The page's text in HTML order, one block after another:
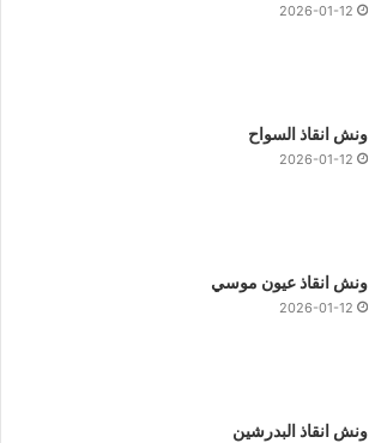
2026-01-12
ونش انقاذ السواح
2026-01-12
ونش انقاذ عيون موسي
2026-01-12
ونش انقاذ البدرشين